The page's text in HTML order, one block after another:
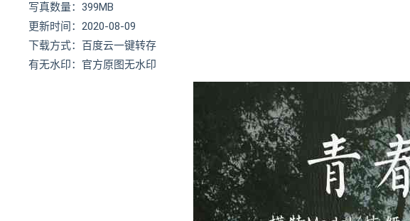
写真数量：399MB
更新时间：2020-08-09
下载方式：百度云一键转存
有无水印：官方原图无水印